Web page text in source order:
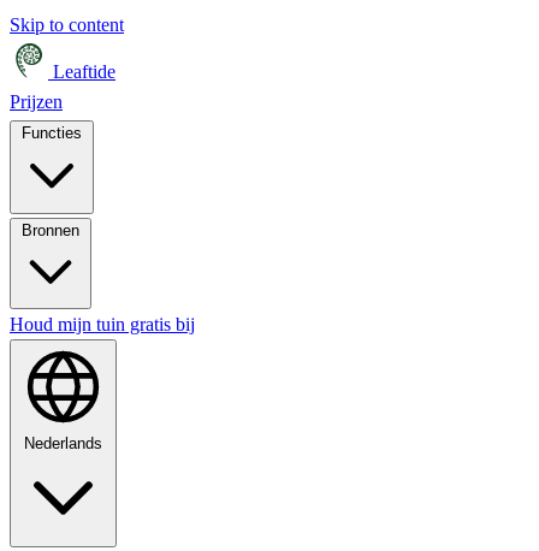
Skip to content
Leaftide
Prijzen
Houd mijn tuin gratis bij
Nederlands